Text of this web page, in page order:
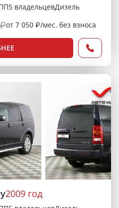
5 владельцевДизель
от 7 050 ₽/мес. без взноса
2009 год